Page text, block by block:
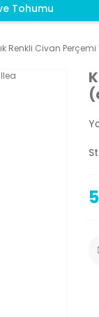
Tohumu
Renkli Civan